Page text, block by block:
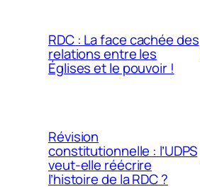
RDC : La face cachée des
relations entre les
Églises et le pouvoir !
Révision
constitutionnelle : l’UDPS
veut-elle réécrire
l’histoire de la RDC ?